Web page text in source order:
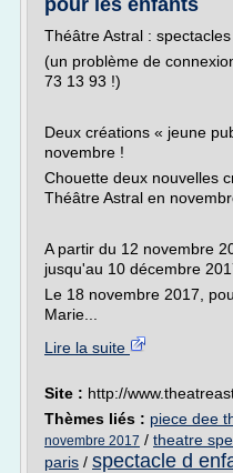
pour les enfants
Théâtre Astral :
(un problème de
73 13 93 !)
Deux créations « jeune
novembre !
Chouette deux nouvelles
Théâtre Astral en
A partir du 12 novembre
jusqu'au 10 décembre
Le 18 novembre 2017,
Marie...
Lire la suite
Site : http://
Thèmes liés : piece dee
novembre 2017 / theatre
paris / spectacle d